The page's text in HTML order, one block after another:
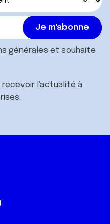
générales et souhaite
l'actualité à